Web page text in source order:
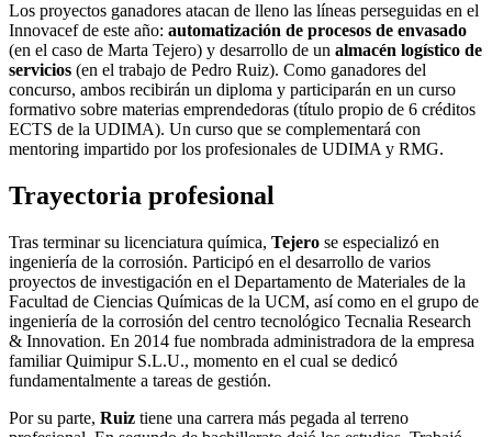
Los proyectos ganadores atacan de lleno las líneas perseguidas en el
Innovacef de este año: automatización de procesos de envasado
(en el caso de Marta Tejero) y desarrollo de un almacén logístico de
servicios (en el trabajo de Pedro Ruiz). Como ganadores del
concurso, ambos recibirán un diploma y participarán en un curso
formativo sobre materias emprendedoras (título propio de 6 créditos
ECTS de la UDIMA). Un curso que se complementará con
mentoring impartido por los profesionales de UDIMA y RMG.
Trayectoria profesional
Tras terminar su licenciatura química, Tejero se especializó en
ingeniería de la corrosión. Participó en el desarrollo de varios
proyectos de investigación en el Departamento de Materiales de la
Facultad de Ciencias Químicas de la UCM, así como en el grupo de
ingeniería de la corrosión del centro tecnológico Tecnalia Research
& Innovation. En 2014 fue nombrada administradora de la empresa
familiar Quimipur S.L.U., momento en el cual se dedicó
fundamentalmente a tareas de gestión.
Por su parte, Ruiz tiene una carrera más pegada al terreno